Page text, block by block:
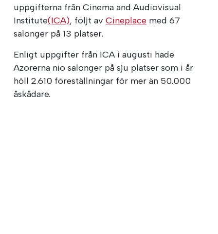
uppgifterna från Cinema and Audiovisual
Institute(ICA), följt av Cineplace med 67
salonger på 13 platser.
Enligt uppgifter från ICA i augusti hade
Azorerna nio salonger på sju platser som i år
höll 2.610 föreställningar för mer än 50.000
åskådare.